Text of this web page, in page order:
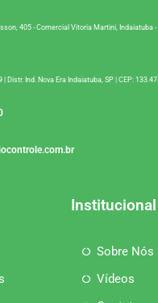
405 - Comercial Vitoria Martini, Indaiatuba -
Distr. Ind. Nova Era Indaiatuba, SP | CEP:
Institucional
Sobre Nós
Vídeos